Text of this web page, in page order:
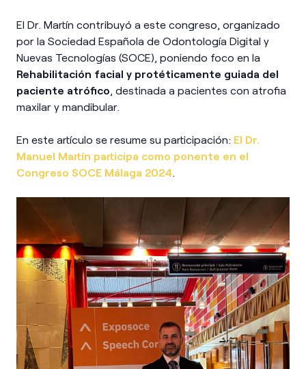
El Dr. Martín contribuyó a este congreso, organizado
por la Sociedad Española de Odontología Digital y
Nuevas Tecnologías (SOCE), poniendo foco en la
Rehabilitación facial y protéticamente guiada del
paciente atrófico, destinada a pacientes con atrofia
maxilar y mandibular.
En este artículo se resume su participación: El Dr.
Manuel Martín participa como ponente en el
Congreso SOCE Málaga 2024.